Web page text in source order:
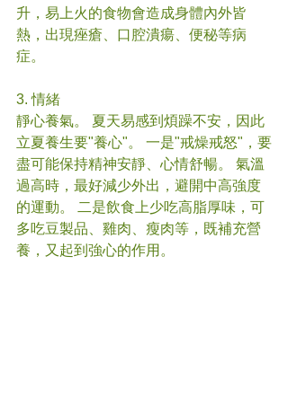
升，易上火的食物會造成身體內外皆
熱，出現痤瘡、口腔潰瘍、便秘等病
症。
3. 情緒
靜心養氣。 夏天易感到煩躁不安，因此
立夏養生要"養心"。 一是"戒燥戒怒"，要
盡可能保持精神安靜、心情舒暢。 氣溫
過高時，最好減少外出，避開中高強度
的運動。 二是飲食上少吃高脂厚味，可
多吃豆製品、雞肉、瘦肉等，既補充營
養，又起到強心的作用。